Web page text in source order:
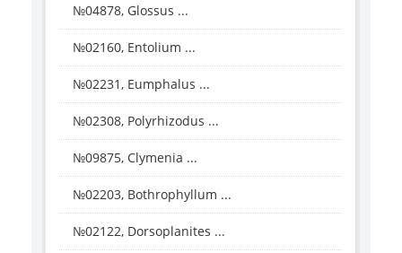
№04878, Glossus ...
№02160, Entolium ...
№02231, Eumphalus ...
№02308, Polyrhizodus ...
№09875, Clymenia ...
№02203, Bothrophyllum ...
№02122, Dorsoplanites ...